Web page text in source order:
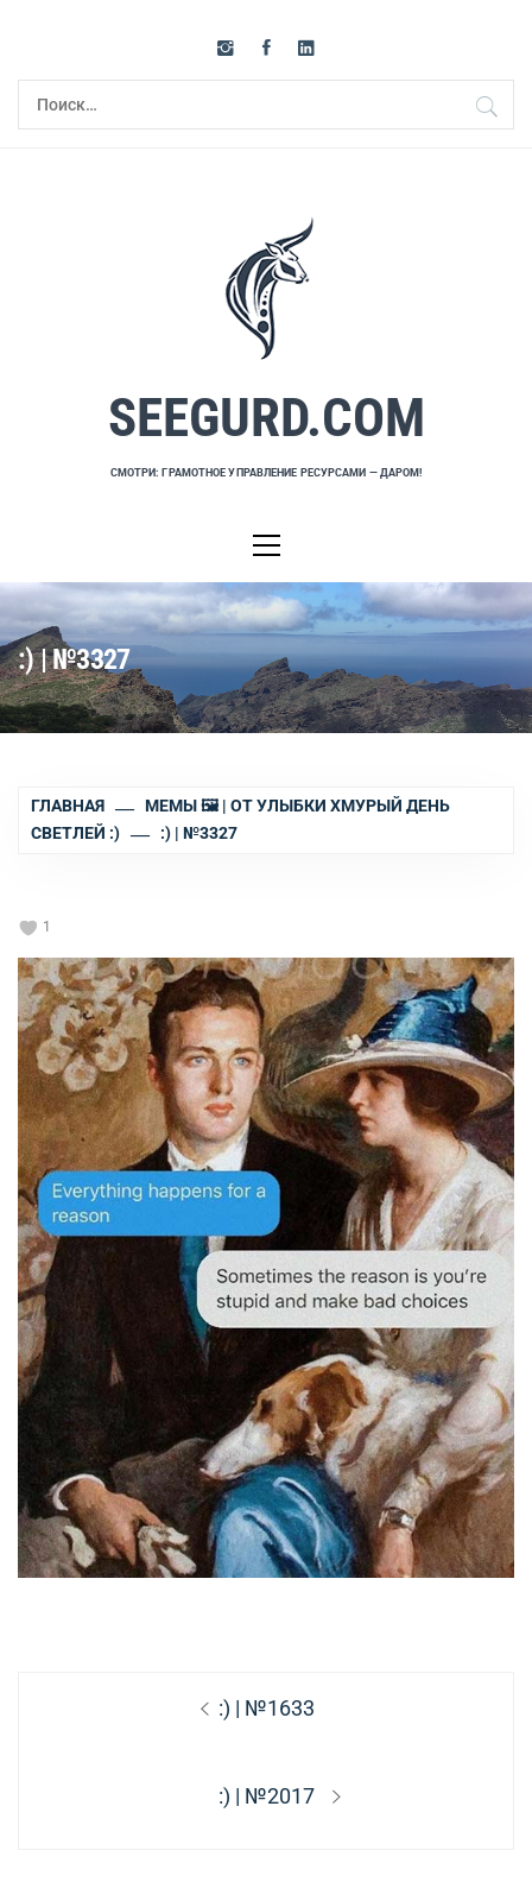
содержимому
Найти:
SEEGURD.COM
СМОТРИ: ГРАМОТНОЕ УПРАВЛЕНИЕ РЕСУРСАМИ — ДАРОМ!
меню
:) | №3327
ГЛАВНАЯ
МЕМЫ 🖼 | ОТ УЛЫБКИ ХМУРЫЙ ДЕНЬ
СВЕТЛЕЙ :)
:) | №3327
1
Предыдущая
:) | №1633
Следующая
:) | №2017